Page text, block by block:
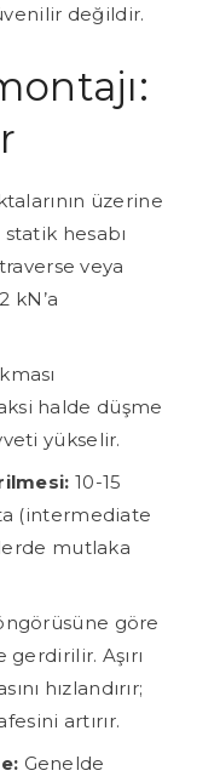
değildir.
üzerine
hesabı
veya
kN’a
halde düşme
yükselir.
10-15
(intermediate
mutlaka
göre
Aşırı
hızlandırır;
artırır.
Genelde